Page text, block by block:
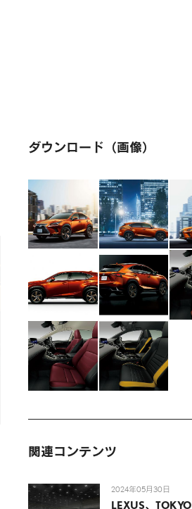
ダウンロード（画像）
関連コンテンツ
2024年05月30日
LEXUS、TOKYO